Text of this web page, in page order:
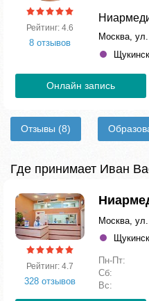
Рейтинг: 4.6
8 отзывов
Москва,
Онлайн запись
Отзывы (8)
Где принимает Иван
Рейтинг: 4.7
328 отзывов
Москва,
Пн-Пт:
Сб:
Вс: